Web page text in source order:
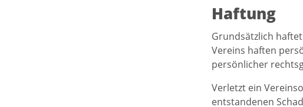
Haftung
Grundsätzlich
Vereins haften
persönlicher
Verletzt ein
entstandenen